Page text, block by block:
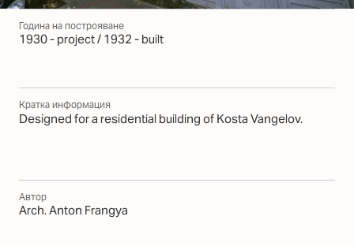
Година на построяване
1930 - project / 1932 - built
Кратка информация
Designed for a residential building of Kosta Vangelov.
Автор
Arch. Anton Frangya